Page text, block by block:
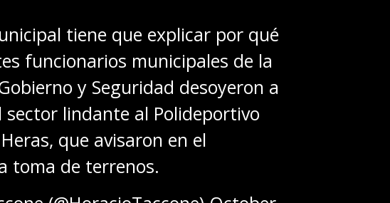
tiene que explicar por qué
funcionarios municipales de la
y Seguridad desoyeron a
sector lindante al Polideportivo
que avisaron en el
toma de terrenos.